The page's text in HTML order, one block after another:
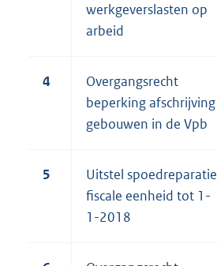
werkgeverslasten op
arbeid
4
Overgangsrecht
beperking afschrijving
gebouwen in de Vpb
5
Uitstel spoedreparatie
fiscale eenheid tot 1-
1-2018